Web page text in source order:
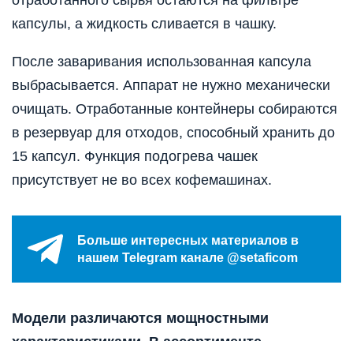
капсулы, а жидкость сливается в чашку.
После заваривания использованная капсула
выбрасывается. Аппарат не нужно механически
очищать. Отработанные контейнеры собираются
в резервуар для отходов, способный хранить до
15 капсул. Функция подогрева чашек
присутствует не во всех кофемашинах.
Больше интересных материалов в
нашем Telegram канале @setaficom
Модели различаются мощностными